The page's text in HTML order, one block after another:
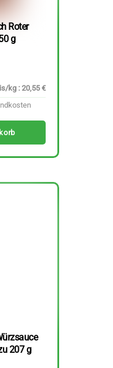
Roter
g
kg : 20,55 €
207 g